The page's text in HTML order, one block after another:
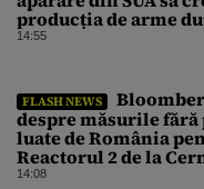
producția de arme
cu Iranul
14:55
FLASH NEWS
despre măsurile fără
luate de România
Reactorul 2 de la
Operațiunea a mai
14:08